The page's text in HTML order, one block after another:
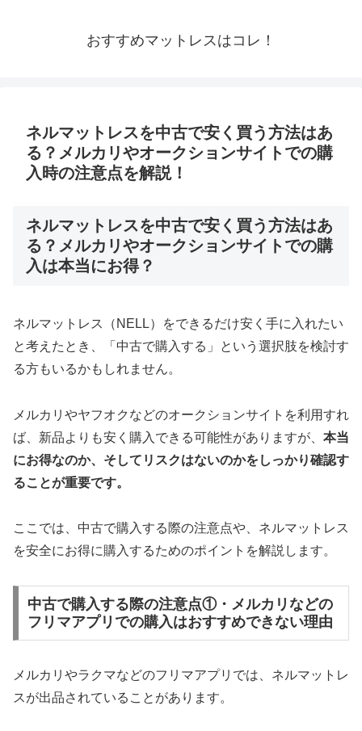
おすすめマットレスはコレ！
ネルマットレスを中古で安く買う方法はあ
る？メルカリやオークションサイトでの購
入時の注意点を解説！
ネルマットレスを中古で安く買う方法はあ
る？メルカリやオークションサイトでの購
入は本当にお得？
ネルマットレス（NELL）をできるだけ安く手に入れたい
と考えたとき、「中古で購入する」という選択肢を検討す
る方もいるかもしれません。
メルカリやヤフオクなどのオークションサイトを利用すれ
ば、新品よりも安く購入できる可能性がありますが、 本当
にお得なのか、そしてリスクはないのかをしっかり確認す
ることが重要です。
ここでは、中古で購入する際の注意点や、ネルマットレス
を安全にお得に購入するためのポイントを解説します。
中古で購入する際の注意点①・メルカリなどの
フリマアプリでの購入はおすすめできない理由
メルカリやラクマなどのフリマアプリでは、ネルマットレ
スが出品されていることがあります。